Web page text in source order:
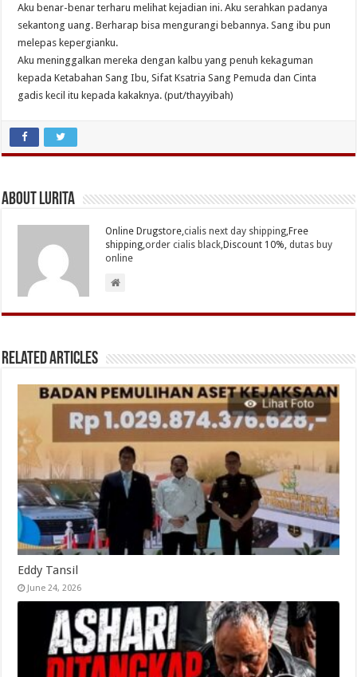
Aku benar-benar terharu melihat kejadian ini. Aku serahkan padanya
sekantong uang. Berharap bisa mengurangi bebannya. Sang ibu pun
melepas kepergianku.
Aku meninggalkan mereka dengan kalbu yang penuh kekaguman
kepada Ketabahan Sang Ibu, Sifat Ksatria Sang Pemuda dan Cinta
gadis kecil itu kepada kakaknya. (put/thayyibah)
About Lurita
Online Drugstore,cialis next day shipping ,Free
shipping, order cialis black ,Discount 10%,dutas buy
online
Related Articles
Eddy Tansil
June 24, 2026